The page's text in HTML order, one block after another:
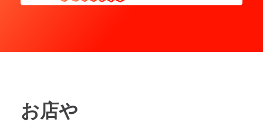
お店や